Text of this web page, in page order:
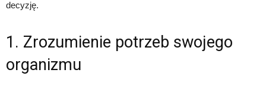
decyzję.
1. Zrozumienie potrzeb swojego
organizmu